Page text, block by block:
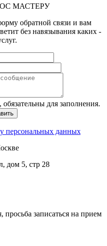
МАСТЕРУ
обратной связи и вам
без навязывания каких -
, обязательны для заполнения.
персональных данных
дом 5, стр 28
записаться на прием